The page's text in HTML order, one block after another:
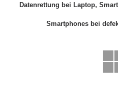
Datenrettung bei Laptop,
Smartphones bei